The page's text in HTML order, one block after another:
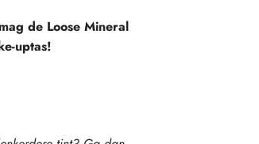
de Loose Mineral
uptas!